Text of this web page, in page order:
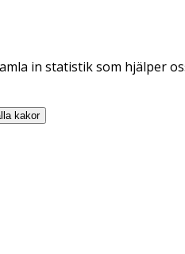
in statistik som hjälper
kakor